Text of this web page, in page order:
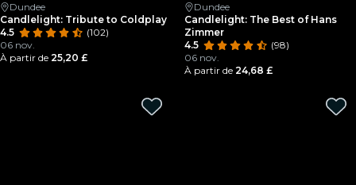
Dundee
Candlelight: Tribute to Coldplay
4.5
(102)
06 nov.
À partir de 25,20 £
Dundee
Candlelight: The Best of Hans
Zimmer
4.5
(98)
06 nov.
À partir de 24,68 £